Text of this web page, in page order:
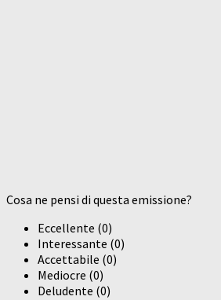
Cosa ne pensi di questa emissione?
Eccellente (0)
Interessante (0)
Accettabile (0)
Mediocre (0)
Deludente (0)